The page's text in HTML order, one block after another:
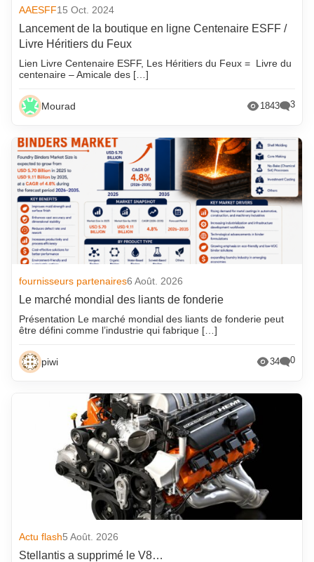
AAESFF15 Oct. 2024
Lancement de la boutique en ligne Centenaire ESFF /
Livre Héritiers du Feux
Lien Livre Centenaire ESFF, Les Héritiers du Feux = Livre du
centenaire – Amicale des […]
Mourad 1843 3
fournisseurs partenaires6 Août. 2026
Le marché mondial des liants de fonderie
Présentation Le marché mondial des liants de fonderie peut
être défini comme l’industrie qui fabrique […]
piwi 34 0
Actu flash5 Août. 2026
Stellantis a supprimé le V8…